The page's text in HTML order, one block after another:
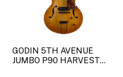
GODIN 5TH AVENUE
JUMBO P90 HARVEST